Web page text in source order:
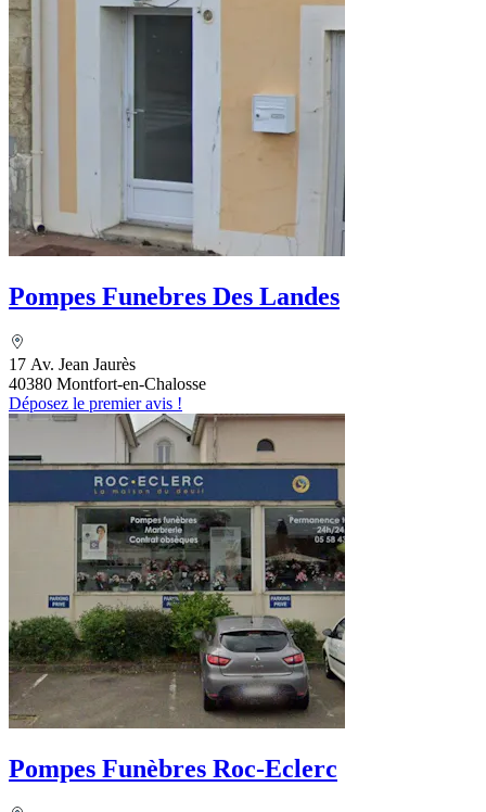
Pompes Funebres Des Landes
17 Av. Jean Jaurès
40380 Montfort-en-Chalosse
Déposez le premier avis !
Pompes Funèbres Roc-Eclerc